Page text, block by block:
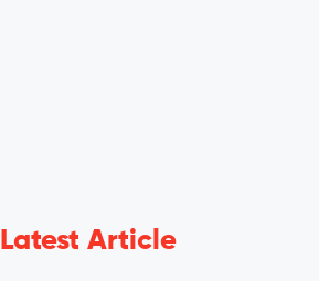
Latest Article